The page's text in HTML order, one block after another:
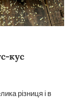
кус
різниця і в